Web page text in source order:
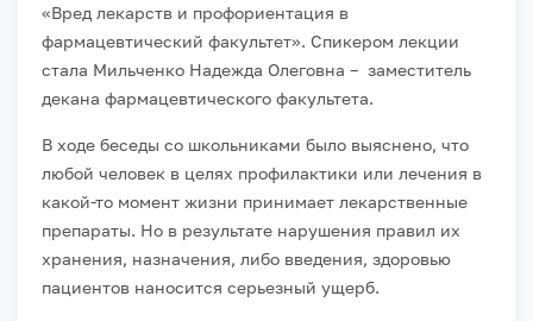
«Вред лекарств и профориентация в
фармацевтический факультет». Спикером лекции
стала Мильченко Надежда Олеговна – заместитель
декана фармацевтического факультета.
В ходе беседы со школьниками было выяснено, что
любой человек в целях профилактики или лечения в
какой-то момент жизни принимает лекарственные
препараты. Но в результате нарушения правил их
хранения, назначения, либо введения, здоровью
пациентов наносится серьезный ущерб.